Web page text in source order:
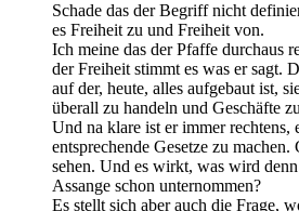
Schade das der Begriff nicht
es Freiheit zu und Freiheit von.
Ich meine das der Pfaffe durchaus
der Freiheit stimmt es was er sagt.
auf der, heute, alles aufgebaut ist,
überall zu handeln und Geschäfte
Und na klare ist er immer rechtens,
entsprechende Gesetze zu machen.
sehen. Und es wirkt, was wird
Assange schon unternommen?
Es stellt sich aber auch die Frage,